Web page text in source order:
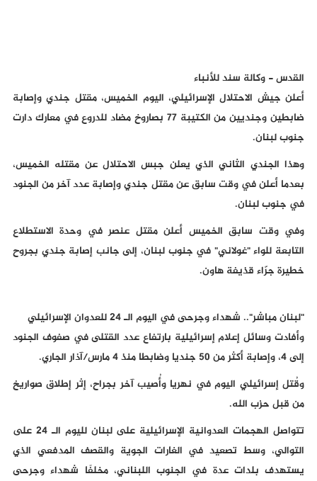
القدس - وكالة سند للأنباء
أعلن جيش الاحتلال الإسرائيلي، اليوم الخميس، مقتل جندي وإصابة
ضابطين وجنديين من الكتيبة 77 بصاروخ مضاد للدروع في معارك دارت
جنوب لبنان.
وهذا الجندي الثاني الذي يعلن جبس الاحتلال عن مقتله الخميس،
بعدما أعلن في وقت سابق عن مقتل جندي وإصابة عدد آخر من الجنود
في جنوب لبنان.
وفي وقت سابق الخميس أعلن مقتل عنصر في وحدة الاستطلاع
التابعة للواء "غولاني" في جنوب لبنان، إلى جانب إصابة جندي بجروح
خطيرة جرّاء قذيفة هاون.
"لبنان مباشر".. شهداء وجرحى في اليوم الـ 24 للعدوان الإسرائيلي
وأفادت وسائل إعلام إسرائيلية بارتفاع عدد القتلى في صفوف الجنود
إلى 4، وإصابة أكثر من 50 جنديا وضابطا منذ 4 مارس/آذار الجاري.
وقُتل إسرائيلي اليوم في نهريا وأُصيب آخر بجراح، إثر إطلاق صواريخ
من قبل حزب الله.
تتواصل الهجمات العدوانية الإسرائيلية على لبنان لليوم الـ 24 على
التوالي، وسط تصعيد في الغارات الجوية والقصف المدفعي الذي
يستهدف بلدات عدة في الجنوب اللبناني، مخلفًا شهداء وجرحى